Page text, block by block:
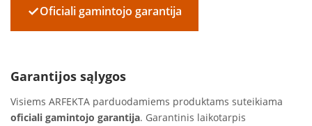
✓Oficiali gamintojo garantija
Garantijos sąlygos
Visiems ARFEKTA parduodamiems produktams suteikiama
oficiali gamintojo garantija. Garantinis laikotarpis